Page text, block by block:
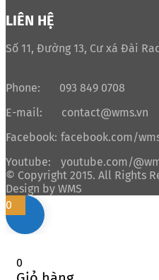
LIÊN HỆ
Số 11, Đường 13, Cư xá Đài
Phone:
093 849 0708
E-mail:
contact@wms.vn
Facebook: facebook.com/
Youtube:
youtube.com/
© Copyright 2015. All Rights
Design by WMS
0
0